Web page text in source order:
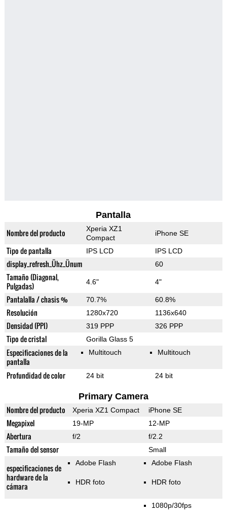
Pantalla
Nombre del producto
Xperia XZ1
Compact
iPhone SE
Tipo de pantalla IPS LCD IPS LCD
display_refresh_Ühz_Ünum 60
Tamaño (Diagonal,
Pulgadas)
4.6" 4"
Pantalalla / chasis % 70.7% 60.8%
Resolución 1280x720 1136x640
Densidad (PPI) 319 PPP 326 PPP
Tipo de cristal Gorilla Glass 5
Especificaciones de la
pantalla
Multitouch Multitouch
Profundidad de color 24 bit 24 bit
Primary Camera
Nombre del producto Xperia XZ1 Compact iPhone SE
Megapixel 19-MP 12-MP
Abertura f/2 f/2.2
Tamaño del sensor Small
especificaciones de
hardware de la
cámara
Adobe Flash
HDR foto
Adobe Flash
HDR foto
1080p/30fps